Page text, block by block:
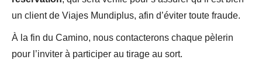
un client de Viajes Mundiplus, afin d’éviter toute fraude.
À la fin du Camino, nous contacterons chaque pèlerin
pour l’inviter à participer au tirage au sort.